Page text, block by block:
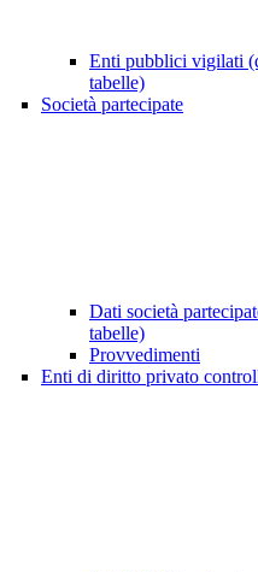
Enti pubblici vigilati
tabelle)
Società partecipate
Dati società
tabelle)
Provvedimenti
Enti di diritto privato